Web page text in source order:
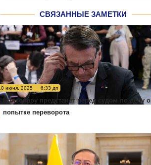
СВЯЗАННЫЕ ЗАМЕТКИ
июня, 2025 6:33 дп
Болсонару предстанет перед судом по делу о
попытке переворота